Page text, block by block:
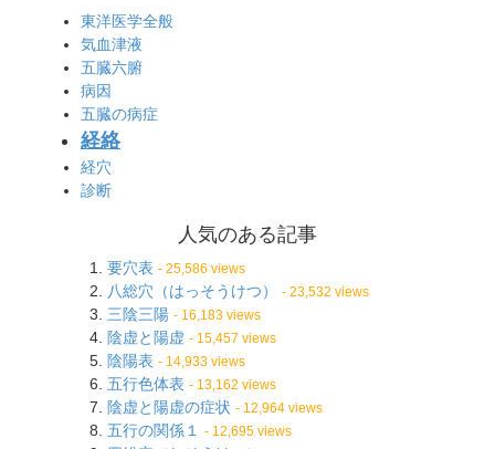
東洋医学全般
気血津液
五臓六腑
病因
五臓の病症
経絡
経穴
診断
人気のある記事
要穴表 - 25,586 views
八総穴（はっそうけつ） - 23,532 views
三陰三陽 - 16,183 views
陰虚と陽虚 - 15,457 views
陰陽表 - 14,933 views
五行色体表 - 13,162 views
陰虚と陽虚の症状 - 12,964 views
五行の関係１ - 12,695 views